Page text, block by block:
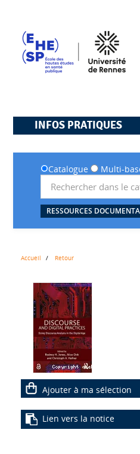
INFOS PRATIQUES
Catalogue Multi-
RESSOURCES
Accueil Retour
Ajouter à ma sélection
Lien vers la notice